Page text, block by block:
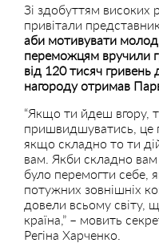
Зі здобуттям високих
привітали
аби мотивувати
переможцям вручили
від 120 тисяч гривень
нагороду отримав
“Якщо ти йдеш вгору,
пришвидшуватись, це
якщо складно то ти
вам. Якби складно
було перемогти себе,
потужних зовнішніх
довели всьому світу,
країна,” – мовить
Регіна Харченко.